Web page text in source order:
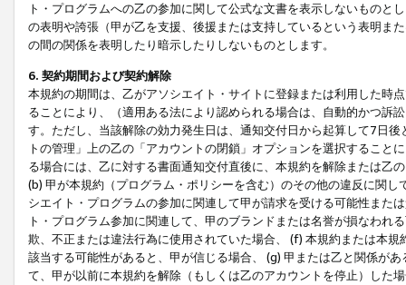
ト・プログラムへの乙の参加に関して公式な文書を表示しないもの
の表明や誇張（甲が乙を支援、後援または支持しているという表明ま
の間の関係を表明したり暗示したりしないものとします。
6. 契約期間および契約解除
本規約の期間は、乙がアソシエイト・サイトに登録または利用した時
ることにより、（適用ある法により認められる場合は、自動的かつ訴
す。ただし、当該解除の効力発生日は、通知交付日から起算して7日
トの管理」上の乙の「アカウントの閉鎖」オプションを選択するこ
る場合には、乙に対する書面通知交付直後に、本規約を解除または乙
(b) 甲が本規約（プログラム・ポリシーを含む）のその他の違反に関
シエイト・プログラムの参加に関連して甲が請求を受ける可能性また
ト・プログラム参加に関連して、甲のブランドまたは名誉が損なわれ
欺、不正または違法行為に使用されていた場合、 (f) 本規約または本
該当する可能性があると、甲が信じる場合、 (g) 甲または乙と関係が
て、甲が以前に本規約を解除（もしくは乙のアカウントを停止）した